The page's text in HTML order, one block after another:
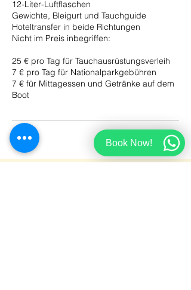
12-Liter-Luftflaschen
Gewichte, Bleigurt und Tauchguide
Hoteltransfer in beide Richtungen
Nicht im Preis inbegriffen:
25 € pro Tag für Tauchausrüstungsverleih
7 € pro Tag für Nationalparkgebühren
7 € für Mittagessen und Getränke auf dem
Boot
Book Now!